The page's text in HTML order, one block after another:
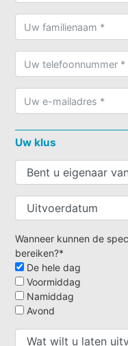
Uw klus
Wanneer kunnen de
bereiken?*
De hele dag
Voormiddag
Namiddag
Avond